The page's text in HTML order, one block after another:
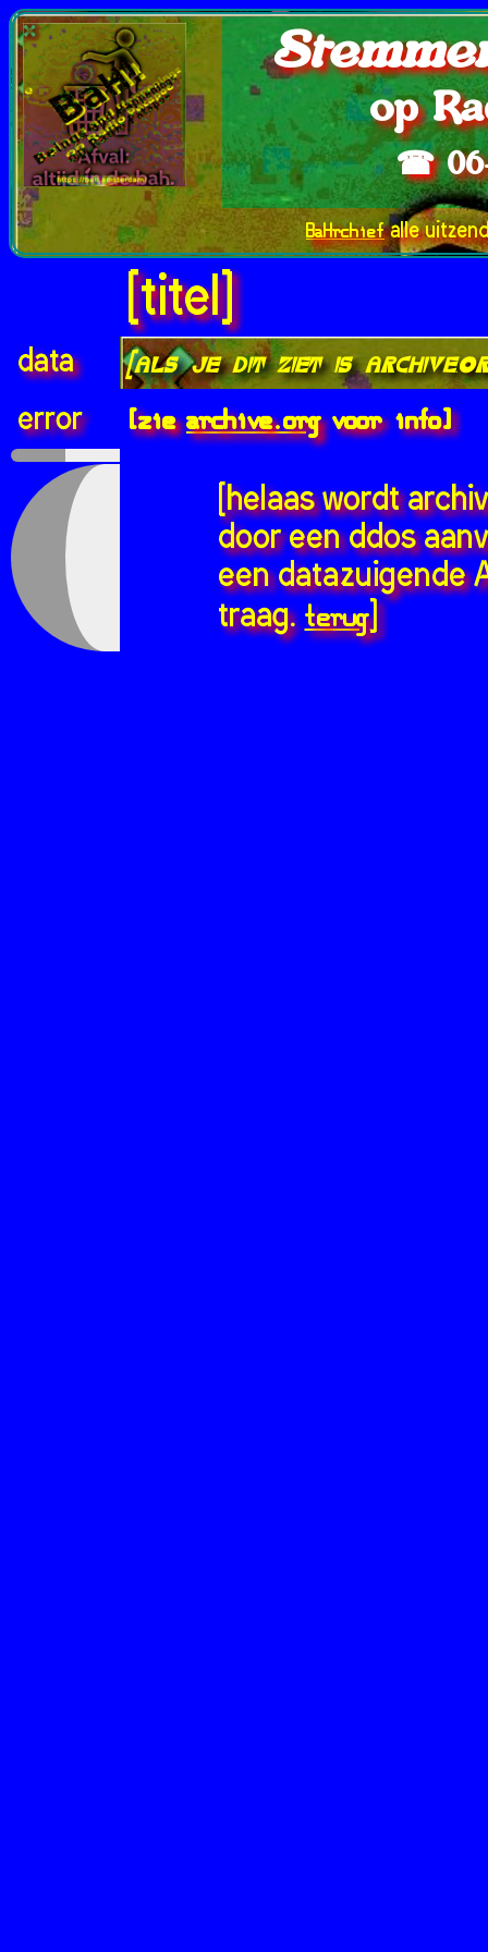
op
☎
BaHrchiefalle
data
error
[titel]
[als je dit ziet is
[ziearchive.orgvoor info]
[helaas wordt
door een ddos
een datazuigende
traag.terug]